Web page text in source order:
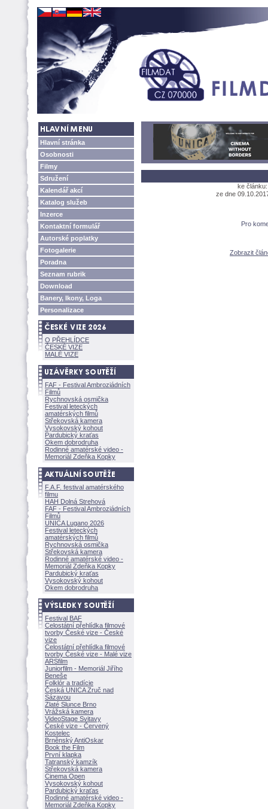
Hlavní stránka
Osobnosti
Filmy
Sdružení
Kalendář akcí
Katalog služeb
Inzerce
Kontaktní formulář
Autorské poplatky
Fotogalerie
Poradna
Seznam rubrik
Download
Banery, Ikony, Loga
Personalizace
O PŘEHLÍDCE
ČESKÉ VIZE
MALÉ VIZE
FAF - Festival Ambroziádních
Filmů
Rychnovská osmička
Festival leteckých
amatérských filmů
Střekovská kamera
Vysokovský kohout
Pardubický kraťas
Okem dobrodruha
Rodinné amatérské video -
Memoriál Zdeňka Kopky
F.A.F. festival amatérského
filmu
HAH Dolná Strehov
FAF - Festival Ambroziádních
Filmů
UNICA Lugano 2026
Festival leteckých
amatérských filmů
Rychnovská osmička
Střekovská kamera
Rodinné amatérské video -
Memoriál Zdeňka Kopky
Pardubický kraťas
Vysokovský kohout
Okem dobrodruha
Festival BAF
Celostátní přehlídka filmové
tvorby České vize - České
vize
Celostátní přehlídka filmové
tvorby České vize - Malé vize
ARSfilm
Juniorfilm - Memoriál Jiřího
Beneše
Folklór a tradície
Česká UNICA Zruč nad
Sázavou
Zlaté Slunce Brno
Vrážská kamera
VideoStage Svitavy
České vize - Červený
Kostelec
Brněnský AntiOskar
Book the Film
První klapka
Tatranský kamzík
Střekovská kamera
Cinema Open
Vysokovský kohout
Pardubický kraťas
Rodinné amatérské video -
Memoriál Zdeňka Kopky
ke
ze dne
Pro
Zobrazit